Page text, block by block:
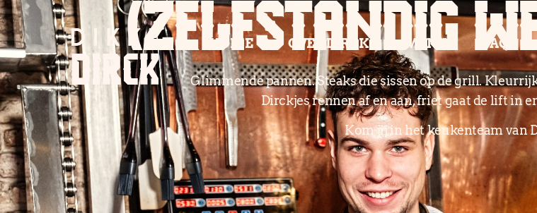
HOME OVER DIRCK MENU FAQ
(ZELFSTANDIG
Glimmende pannen. Steaks die sissen op de grill.
Dirckjes rennen af en aan, friet gaat de lift in
Kom jij in het keukenteam van